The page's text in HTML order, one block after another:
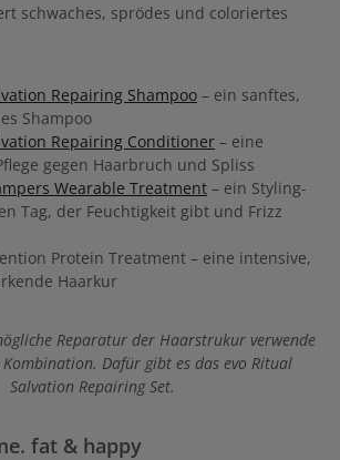
schwaches, sprödes und coloriertes
Repairing Shampoo – ein sanftes,
Shampoo
Repairing Conditioner – eine
gegen Haarbruch und Spliss
Wearable Treatment – ein Styling-
Tag, der Feuchtigkeit gibt und Frizz
Protein Treatment – eine intensive,
Haarkur
Reparatur der Haarstrukur verwende
Dafür gibt es das evo Ritual
Salvation Repairing Set.
fat & happy